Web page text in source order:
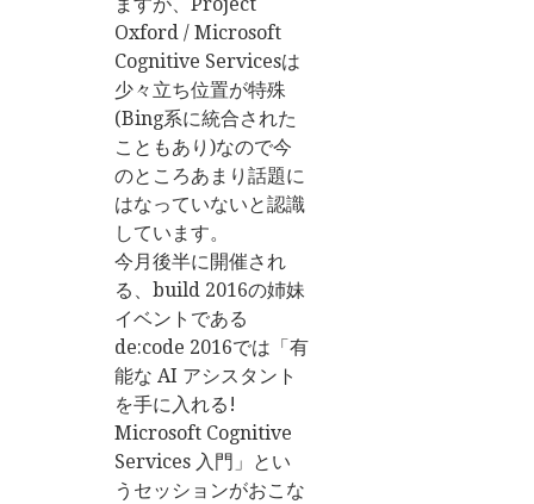
Oxford / Microsoft
Cognitive Servicesは
少々立ち位置が特殊
(Bing系に統合された
こともあり)なので今
のところあまり話題に
はなっていないと認識
しています。
今月後半に開催され
る、build 2016の姉妹
イベントである
de:code 2016では「有
能な AI アシスタント
を手に入れる!
Microsoft Cognitive
Services 入門」とい
うセッションがおこな